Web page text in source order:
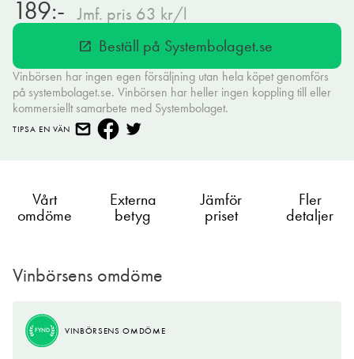
189:- Jmf. pris 63 kr/l
open_in_new Beställ på Systembolaget.se
Vinbörsen har ingen egen försäljning utan hela köpet genomförs
på systembolaget.se. Vinbörsen har heller ingen koppling till eller
kommersiellt samarbete med Systembolaget.
TIPSA EN VÄN
Vårt
omdöme
Externa
betyg
Jämför
priset
Fler
detaljer
Vinbörsens omdöme
FYND VINBÖRSENS OMDÖME